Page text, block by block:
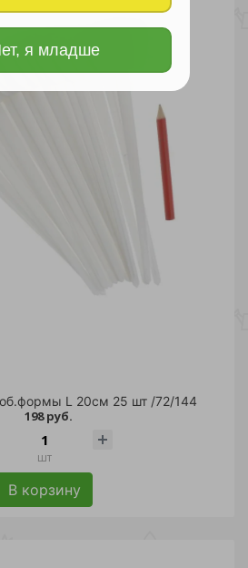
я младше
L 20см 25 шт /72/144
198 руб.
шт
В корзину